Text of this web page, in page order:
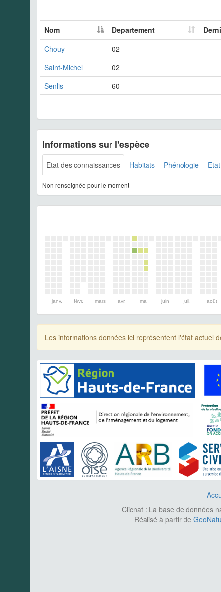
Nom Departement
Chouy
02
Saint-Michel
02
Senlis
60
Informations sur l'espèce
Etat des connaissances Habitats Phénologie
Non renseignée pour le moment
janv. févr. mars avr. mai juin juil. août
Les informations données ici représentent l'état actuel
Clicnat : La base de données
Réalisé à partir de